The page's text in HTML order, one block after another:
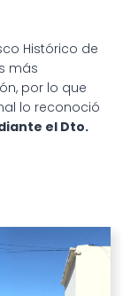
Histórico de
más
por lo que
lo reconoció
el Dto.